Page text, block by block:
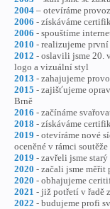
2004 – otevíráme
2006 - získáváme
2006 - spouštíme
2010 - realizujeme
2012 - oslavili jsme 20.
logo a vizuální styl
2013 - zahajujeme
2015 - zajišťujeme
Brně
2016 - začínáme
2018 - získáváme
2019 - otevíráme nové
oceněné v rámci
2019 - zavřeli jsme
2020 - začali jsme měřit
2020 - obhajujeme
2021 - již potřetí v řadě
2022 - budujeme profi